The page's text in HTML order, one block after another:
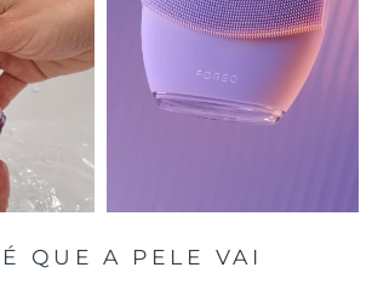
QUE A PELE VAI
Entrega prevista08.08.26
Entrega prevista 10.08.26